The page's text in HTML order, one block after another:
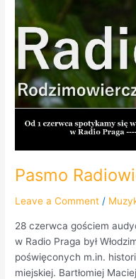
Pasmo
Leave a Comment /
28 czerwca gościem
w Radio Praga był
poświęconych m.in.
miejskiej. Bartłomiej
Pasmo
Radiowid
ogłasza….